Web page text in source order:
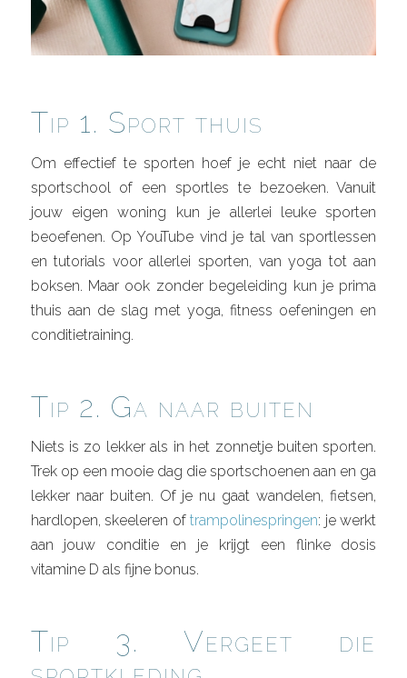
Tip 1. Sport thuis
Om effectief te sporten hoef je echt niet naar de
sportschool of een sportles te bezoeken. Vanuit
jouw eigen woning kun je allerlei leuke sporten
beoefenen. Op YouTube vind je tal van sportlessen
en tutorials voor allerlei sporten, van yoga tot aan
boksen. Maar ook zonder begeleiding kun je prima
thuis aan de slag met yoga, fitness oefeningen en
conditietraining.
Tip 2. Ga naar buiten
Niets is zo lekker als in het zonnetje buiten sporten.
Trek op een mooie dag die sportschoenen aan en ga
lekker naar buiten. Of je nu gaat wandelen, fietsen,
hardlopen, skeeleren oftrampolinespringen: je werkt
aan jouw conditie en je krijgt een flinke dosis
vitamine D als fijne bonus.
Tip 3. Vergeet die